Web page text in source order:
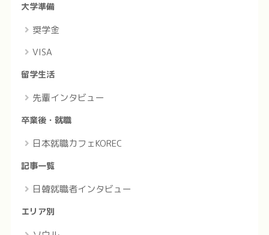
大学準備
奨学金
VISA
留学生活
先輩インタビュー
卒業後・就職
日本就職カフェKOREC
記事一覧
日韓就職者インタビュー
エリア別